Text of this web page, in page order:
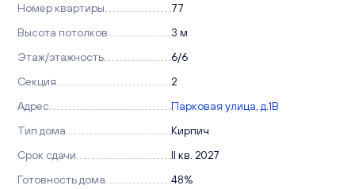
Номер квартиры
77
Высота потолков
3 м
Этаж/этажность
6/6
Секция
2
Адрес
Парковая улица, д.1В
Тип дома
Кирпич
Срок сдачи
II кв. 2027
Готовность дома
48%